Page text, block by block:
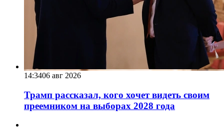
14:3406 авг 2026
Трамп рассказал, кого хочет видеть своим
преемником на выборах 2028 года